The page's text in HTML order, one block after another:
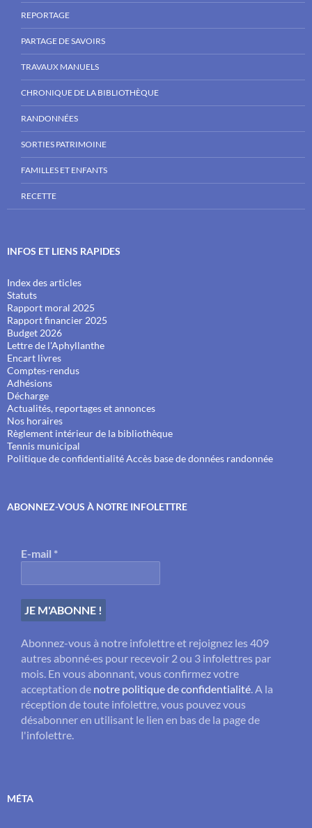
REPORTAGE
PARTAGE DE SAVOIRS
TRAVAUX MANUELS
CHRONIQUE DE LA BIBLIOTHÈQUE
RANDONNÉES
SORTIES PATRIMOINE
FAMILLES ET ENFANTS
RECETTE
INFOS ET LIENS RAPIDES
Index des articles
Statuts
Rapport moral 2025
Rapport financier 2025
Budget 2026
Lettre de l'Aphyllanthe
Encart livres
Comptes-rendus
Adhésions
Décharge
Actualités, reportages et annonces
Nos horaires
Règlement intérieur de la bibliothèque
Tennis municipal
Politique de confidentialitéAccès base de données randonnée
ABONNEZ-VOUS À NOTRE INFOLETTRE
E-mail *
Abonnez-vous à notre infolettre et rejoignez les 409
autres abonné·es pour recevoir 2 ou 3 infolettres par
mois. En vous abonnant, vous confirmez votre
acceptation de notre politique de confidentialité . A la
réception de toute infolettre, vous pouvez vous
désabonner en utilisant le lien en bas de la page de
l'infolettre.
MÉTA